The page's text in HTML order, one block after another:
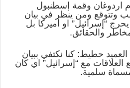
وقمة إسطنبول
وتتوقع ومن ينظر في بيان
“إسرائيل” او أميركا بل
والحقائق.
حطيط: كنا نكتفي ببيان
مع “إسرائيل” اي كان
سلمية.